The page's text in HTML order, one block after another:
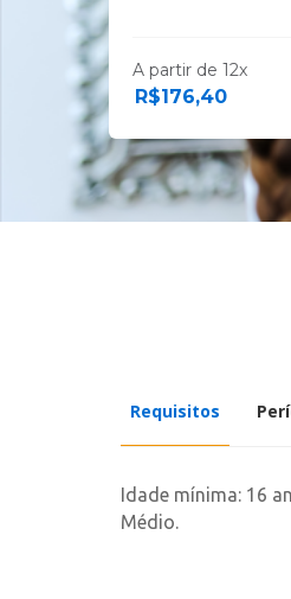
A partir de 12x
R$176,40
Requisitos
Idade mínima: 16
Médio.